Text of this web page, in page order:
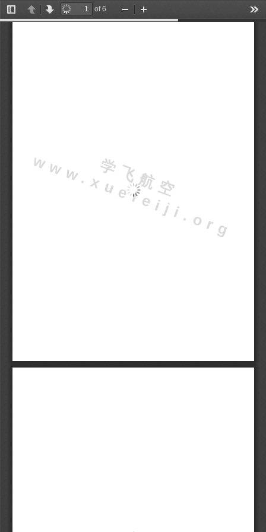
Toggle
Sidebar
PreviousNext
of 6
Zoom
Out
In
学
飞
航
空
w
w
w
.
x
u
e
f
e
i
j
i
.
o
r
g